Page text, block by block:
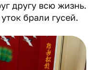
другу всю жизнь.
брали гусей.